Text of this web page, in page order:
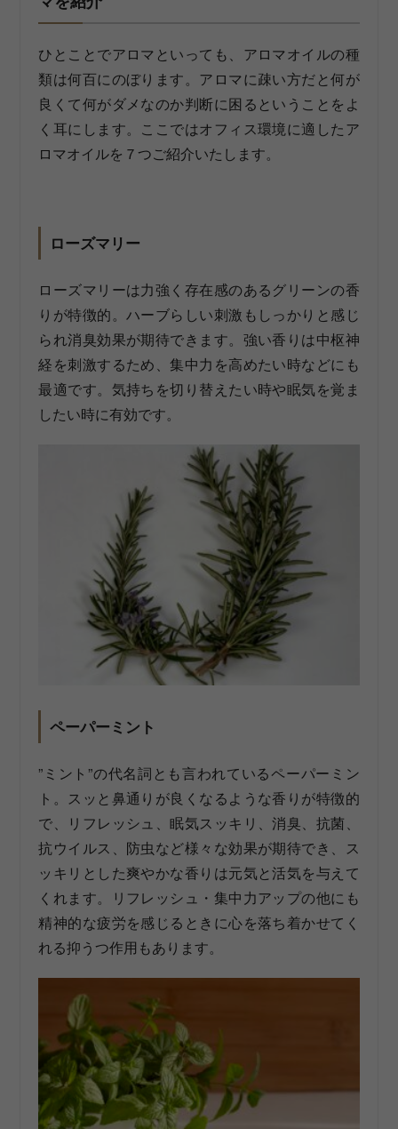
ひとことでアロマといっても、アロマオイルの種
類は何百にのぼります。アロマに疎い方だと何が
良くて何がダメなのか判断に困るということをよ
く耳にします。ここではオフィス環境に適したア
ロマオイルを７つご紹介いたします。
ローズマリー
ローズマリーは力強く存在感のあるグリーンの香
りが特徴的。ハーブらしい刺激もしっかりと感じ
られ消臭効果が期待できます。強い香りは中枢神
経を刺激するため、集中力を高めたい時などにも
最適です。気持ちを切り替えたい時や眠気を覚ま
したい時に有効です。
ペーパーミント
”ミント”の代名詞とも言われているペーパーミン
ト。スッと鼻通りが良くなるような香りが特徴的
で、リフレッシュ、眠気スッキリ、消臭、抗菌、
抗ウイルス、防虫など様々な効果が期待でき、ス
ッキリとした爽やかな香りは元気と活気を与えて
くれます。リフレッシュ・集中力アップの他にも
精神的な疲労を感じるときに心を落ち着かせてく
れる抑うつ作用もあります。